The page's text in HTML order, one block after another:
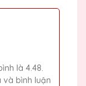
là 4.48.
và bình luận